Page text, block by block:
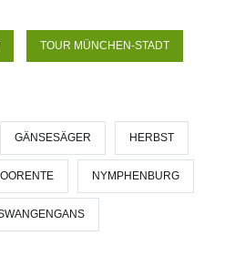
TOUR MÜNCHEN-STADT
GÄNSESÄGER HERBST
NYMPHENBURG